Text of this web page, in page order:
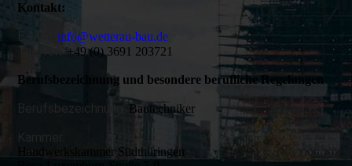
Kontakt:
info@wetterau-bau.de
Telefon: +49 (0) 3691 203721
Berufsbezeichnung und besondere berufliche Regelungen
Berufsbezeichnung: Bautechniker
Kammer:
Handwerkskammer Südthüringen